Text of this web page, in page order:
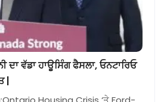
ਦਾ ਵੱਡਾ ਹਾਊਸਿੰਗ ਫੈਸਲਾ, ਓਨਟਾਰਿਓ
|